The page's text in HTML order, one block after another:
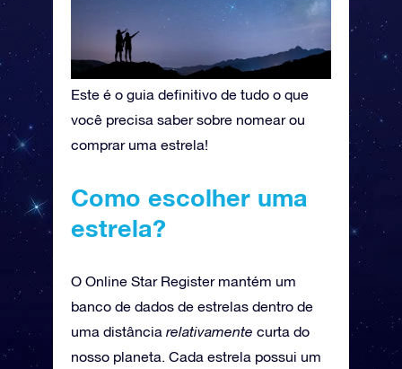
Este é o guia definitivo de tudo o que
você precisa saber sobre nomear ou
comprar uma estrela!
Como escolher uma
estrela?
O Online Star Register mantém um
banco de dados de estrelas dentro de
uma distância relativamente curta do
nosso planeta. Cada estrela possui um